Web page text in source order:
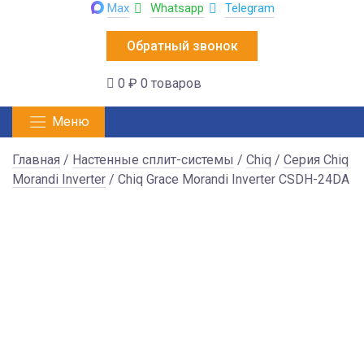
Max Whatsapp Telegram
Обратный звонок
0 ₽ 0 товаров
Меню
Главная / Настенные сплит-системы / Chiq / Серия Chiq
Morandi Inverter / Chiq Grace Morandi Inverter CSDH-24DA